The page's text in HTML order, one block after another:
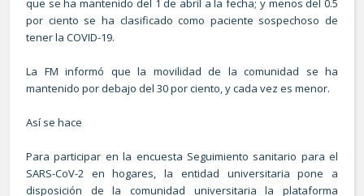
por ciento se ha clasificado como paciente sospechoso de
tener la COVID-19.
La FM informó que la movilidad de la comunidad se ha
mantenido por debajo del 30 por ciento, y cada vez es menor.
Así se hace
Para participar en la encuesta Seguimiento sanitario para el
SARS-CoV-2 en hogares, la entidad universitaria pone a
disposición de la comunidad universitaria la plataforma